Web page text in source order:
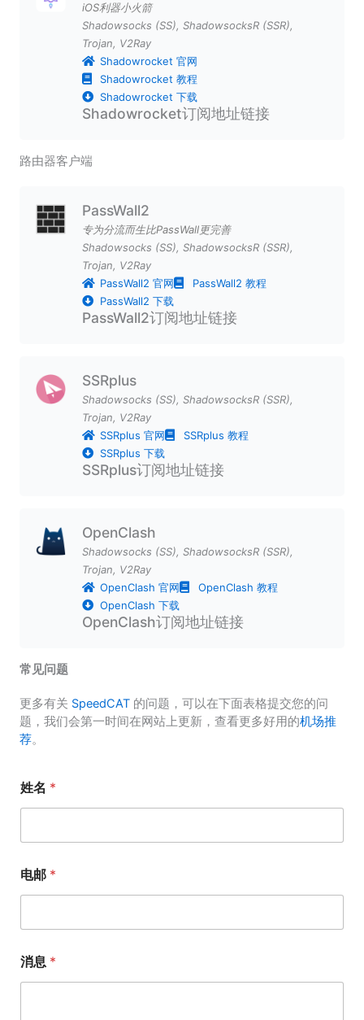
iOS利器小火箭
Shadowsocks (SS), ShadowsocksR (SSR),
Trojan, V2Ray
Shadowrocket 官网
Shadowrocket 教程
Shadowrocket 下载
Shadowrocket订阅地址链接
路由器客户端
PassWall2
专为分流而生比PassWall更完善
Shadowsocks (SS), ShadowsocksR (SSR),
Trojan, V2Ray
PassWall2 官网
PassWall2 教程
PassWall2 下载
PassWall2订阅地址链接
SSRplus
Shadowsocks (SS), ShadowsocksR (SSR),
Trojan, V2Ray
SSRplus 官网
SSRplus 教程
SSRplus 下载
SSRplus订阅地址链接
OpenClash
Shadowsocks (SS), ShadowsocksR (SSR),
Trojan, V2Ray
OpenClash 官网
OpenClash 教程
OpenClash 下载
OpenClash订阅地址链接
常见问题
更多有关 SpeedCAT的问题，可以在下面表格提交您的问
题，我们会第一时间在网站上更新，查看更多好用的机场推
荐。
姓名 *
电邮 *
消息 *